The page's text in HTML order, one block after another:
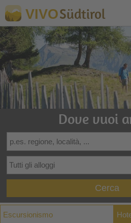
VIVOSüdtirol
Dove vuoi
Cerca
Escursionismo